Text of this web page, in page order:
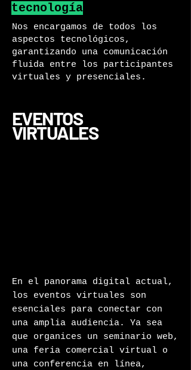
tecnología
Nos encargamos de todos los
aspectos tecnológicos,
garantizando una comunicación
fluida entre los participantes
virtuales y presenciales.
EVENTOS
VIRTUALES
En el panorama digital actual,
los eventos virtuales son
esenciales para conectar con
una amplia audiencia. Ya sea
que organices un seminario web,
una feria comercial virtual o
una conferencia en línea,